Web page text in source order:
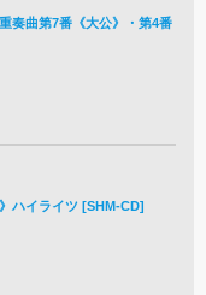
奏曲第7番《大公》・第4番
ハイライツ [SHM-CD]